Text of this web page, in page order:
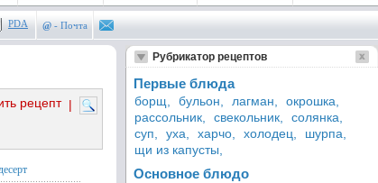
PDA @ - Почта
|
рецепт
Рубрикатор рецептов
Первые блюда
борщ, бульон, лагман,
окрошка,
рассольник,
свекольник,
солянка,
суп,
уха, харчо, холодец,
шурпа,
щи из капусты,
Основное блюдо